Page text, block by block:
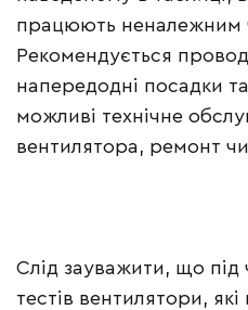
працюють неналежним
Рекомендується
напередодні посадки
можливі технічне
вентилятора, ремонт чи
Слід зауважити, що під
тестів вентилятори,